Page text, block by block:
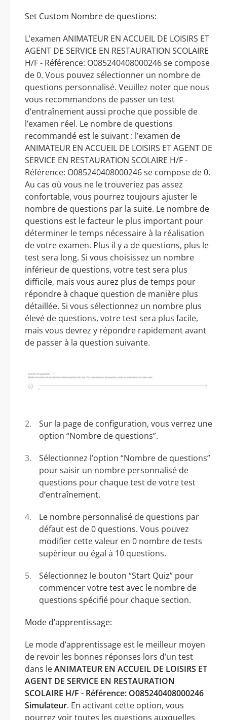
Set Custom Nombre de questions:
L’examen ANIMATEUR EN ACCUEIL DE LOISIRS ET
AGENT DE SERVICE EN RESTAURATION SCOLAIRE
H/F - Référence: O085240408000246 se compose
de 0. Vous pouvez sélectionner un nombre de
questions personnalisé. Veuillez noter que nous
vous recommandons de passer un test
d’entraînement aussi proche que possible de
l’examen réel. Le nombre de questions
recommandé est le suivant : l’examen de
ANIMATEUR EN ACCUEIL DE LOISIRS ET AGENT DE
SERVICE EN RESTAURATION SCOLAIRE H/F -
Référence: O085240408000246 se compose de 0.
Au cas où vous ne le trouveriez pas assez
confortable, vous pourrez toujours ajuster le
nombre de questions par la suite. Le nombre de
questions est le facteur le plus important pour
déterminer le temps nécessaire à la réalisation
de votre examen. Plus il y a de questions, plus le
test sera long. Si vous choisissez un nombre
inférieur de questions, votre test sera plus
difficile, mais vous aurez plus de temps pour
répondre à chaque question de manière plus
détaillée. Si vous sélectionnez un nombre plus
élevé de questions, votre test sera plus facile,
mais vous devrez y répondre rapidement avant
de passer à la question suivante.
Sur la page de configuration, vous verrez une
option “Nombre de questions”.
Sélectionnez l’option “Nombre de questions”
pour saisir un nombre personnalisé de
questions pour chaque test de votre test
d’entraînement.
Le nombre personnalisé de questions par
défaut est de 0 questions. Vous pouvez
modifier cette valeur en 0 nombre de tests
supérieur ou égal à 10 questions.
Sélectionnez le bouton “Start Quiz” pour
commencer votre test avec le nombre de
questions spécifié pour chaque section.
Mode d’apprentissage:
Le mode d’apprentissage est le meilleur moyen
de revoir les bonnes réponses lors d’un test
dans leANIMATEUR EN ACCUEIL DE LOISIRS ET
AGENT DE SERVICE EN RESTAURATION
SCOLAIRE H/F - Référence: O085240408000246
Simulateur. En activant cette option, vous
pourrez voir toutes les questions auxquelles